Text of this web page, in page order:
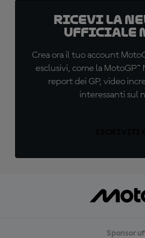
Ricevi la
ufficiale
Crea ora il tuo account
esclusivi, come la
report dei GP, video
interessanti sul
Sponsor